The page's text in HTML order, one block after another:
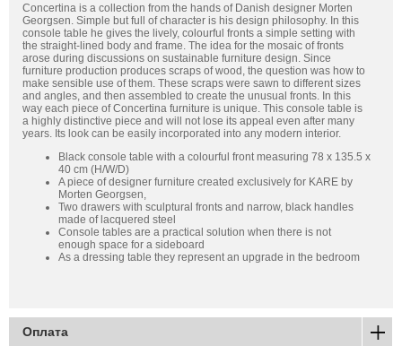
Concertina is a collection from the hands of Danish designer Morten
Georgsen. Simple but full of character is his design philosophy. In this
console table he gives the lively, colourful fronts a simple setting with
the straight-lined body and frame. The idea for the mosaic of fronts
arose during discussions on sustainable furniture design. Since
furniture production produces scraps of wood, the question was how to
make sensible use of them. These scraps were sawn to different sizes
and angles, and then assembled to create the unusual fronts. In this
way each piece of Concertina furniture is unique. This console table is
a highly distinctive piece and will not lose its appeal even after many
years. Its look can be easily incorporated into any modern interior.
Black console table with a colourful front measuring 78 x 135.5 x
40 cm (H/W/D)
A piece of designer furniture created exclusively for KARE by
Morten Georgsen,
Two drawers with sculptural fronts and narrow, black handles
made of lacquered steel
Console tables are a practical solution when there is not
enough space for a sideboard
As a dressing table they represent an upgrade in the bedroom
Оплата